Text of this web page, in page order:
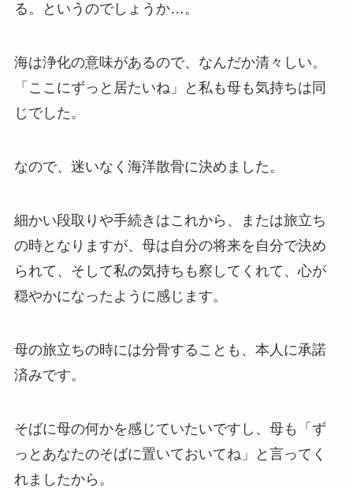
る。というのでしょうか…。
海は浄化の意味があるので、なんだか清々しい。
「ここにずっと居たいね」と私も母も気持ちは同
じでした。
なので、迷いなく海洋散骨に決めました。
細かい段取りや手続きはこれから、または旅立ち
の時となりますが、母は自分の将来を自分で決め
られて、そして私の気持ちも察してくれて、心が
穏やかになったように感じます。
母の旅立ちの時には分骨することも、本人に承諾
済みです。
そばに母の何かを感じていたいですし、母も「ず
っとあなたのそばに置いておいてね」と言ってく
れましたから。